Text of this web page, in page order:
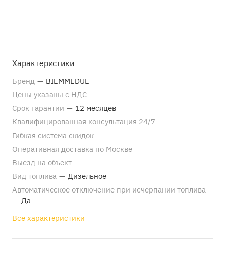
Характеристики
Бренд — BIEMMEDUE
Цены указаны с НДС
Срок гарантии — 12 месяцев
Квалифицированная консультация 24/7
Гибкая система скидок
Оперативная доставка по Москве
Выезд на объект
Вид топлива — Дизельное
Автоматическое отключение при исчерпании топлива
— Да
Все характеристики